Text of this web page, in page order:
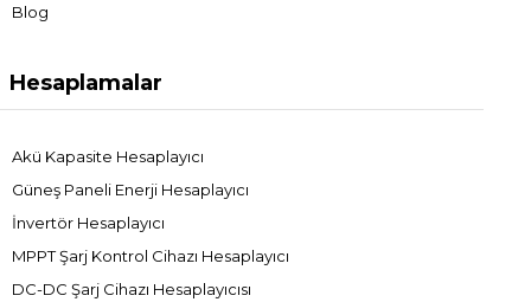
Blog
Hesaplamalar
Akü Kapasite Hesaplayıcı
Güneş Paneli Enerji Hesaplayıcı
İnvertör Hesaplayıcı
MPPT Şarj Kontrol Cihazı Hesaplayıcı
DC-DC Şarj Cihazı Hesaplayıcısı